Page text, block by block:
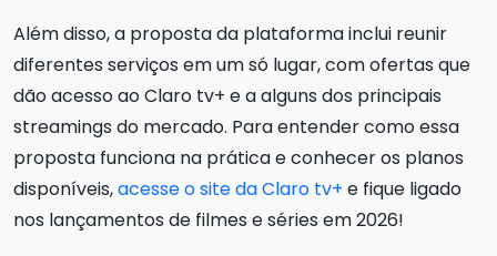
Além disso, a proposta da plataforma inclui reunir
diferentes serviços em um só lugar, com ofertas que
dão acesso ao Claro tv+ e a alguns dos principais
streamings do mercado. Para entender como essa
proposta funciona na prática e conhecer os planos
disponíveis,acesse o site da Claro tv+ e fique ligado
nos lançamentos de filmes e séries em 2026!